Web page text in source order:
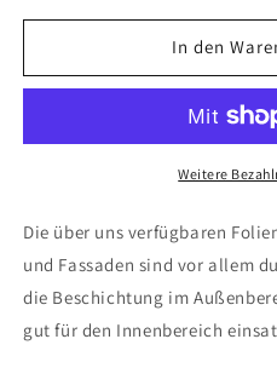
In den
Weitere
Die über uns verfügbaren
und Fassaden sind vor allem
die Beschichtung im
gut für den Innenbereich